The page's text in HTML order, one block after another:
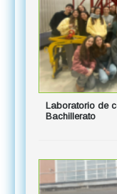
Laboratorio de
Bachillerato